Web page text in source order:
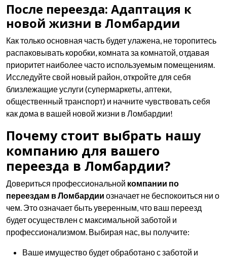
После переезда: Адаптация к
новой жизни в Ломбардии
Как только основная часть будет улажена, не торопитесь
распаковывать коробки, комната за комнатой, отдавая
приоритет наиболее часто используемым помещениям.
Исследуйте свой новый район, откройте для себя
близлежащие услуги (супермаркеты, аптеки,
общественный транспорт) и начните чувствовать себя
как дома в вашей новой жизни в Ломбардии!
Почему стоит выбрать нашу
компанию для вашего
переезда в Ломбардии?
Довериться профессиональной компании по
переездам в Ломбардии означает не беспокоиться ни о
чем. Это означает быть уверенным, что ваш переезд
будет осуществлен с максимальной заботой и
профессионализмом. Выбирая нас, вы получите:
Ваше имущество будет обработано с заботой и